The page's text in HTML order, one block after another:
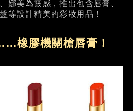
娜美為靈感，推出包含唇膏、
等設計精美的彩妝用品！
橡膠機關槍唇膏！